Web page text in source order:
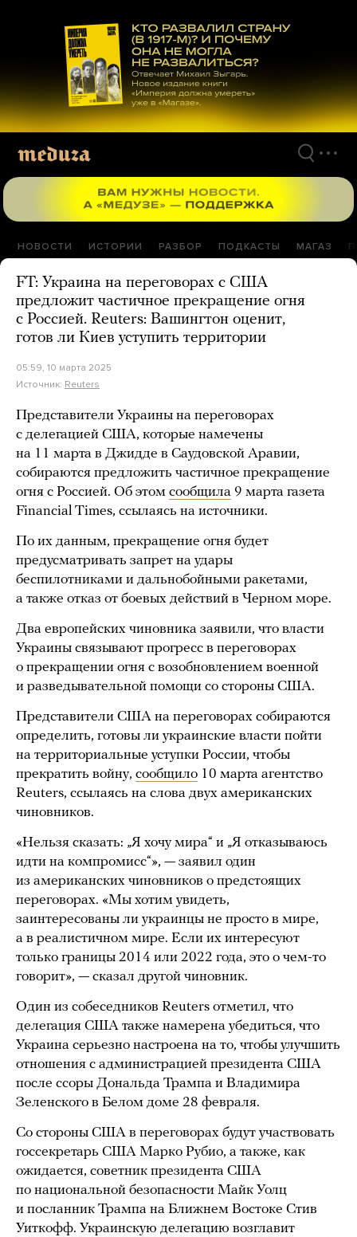
материалам
НОВОСТИ ИСТОРИИ РАЗБОР ПОДКАСТЫ МАГАЗ
FT: Украина на переговорах с США
предложит частичное прекращение огня
с Россией. Reuters: Вашингтон оценит,
готов ли Киев уступить территории
05:59, 10 марта 2025
Источник: Reuters
Представители Украины на переговорах
с делегацией США, которые намечены
на 11 марта в Джидде в Саудовской Аравии,
собираются предложить частичное прекращение
огня с Россией. Об этом сообщила 9 марта газета
Financial Times, ссылаясь на источники.
По их данным, прекращение огня будет
предусматривать запрет на удары
беспилотниками и дальнобойными ракетами,
а также отказ от боевых действий в Черном море.
Два европейских чиновника заявили, что власти
Украины связывают прогресс в переговорах
о прекращении огня с возобновлением военной
и разведывательной помощи со стороны США.
Представители США на переговорах собираются
определить, готовы ли украинские власти пойти
на территориальные уступки России, чтобы
прекратить войну, сообщило 10 марта агентство
Reuters, ссылаясь на слова двух американских
чиновников.
«Нельзя сказать: „Я хочу мира“ и „Я отказываюсь
идти на компромисс“», — заявил один
из американских чиновников о предстоящих
переговорах. «Мы хотим увидеть,
заинтересованы ли украинцы не просто в мире,
а в реалистичном мире. Если их интересуют
только границы 2014 или 2022 года, это о чем-то
говорит», — сказал другой чиновник.
Один из собеседников Reuters отметил, что
делегация США также намерена убедиться, что
Украина серьезно настроена на то, чтобы улучшить
отношения с администрацией президента США
после ссоры Дональда Трампа и Владимира
Зеленского в Белом доме 28 февраля.
Со стороны США в переговорах будут участвовать
госсекретарь США Марко Рубио, а также, как
ожидается, советник президента США
по национальной безопасности Майк Уолц
и посланник Трампа на Ближнем Востоке Стив
Уиткофф. Украинскую делегацию возглавит